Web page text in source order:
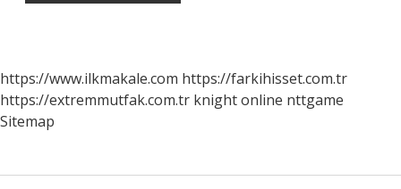
https://www.ilkmakale.com https://farkihisset.com.tr
https://extremmutfak.com.tr knight online nttgame
Sitemap